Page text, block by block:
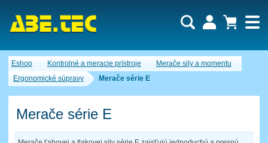
Eshop Kontrolné a meracie prístroje
Merače sily a momentu
Ergonomické súpravy
Merače série E
Merače série E
Dopytový košík je prázdny!
Počet produktov:0